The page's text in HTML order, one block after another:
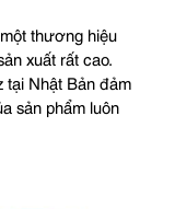
thương hiệu
xuất rất cao.
tại Nhật Bản đảm
sản phẩm luôn